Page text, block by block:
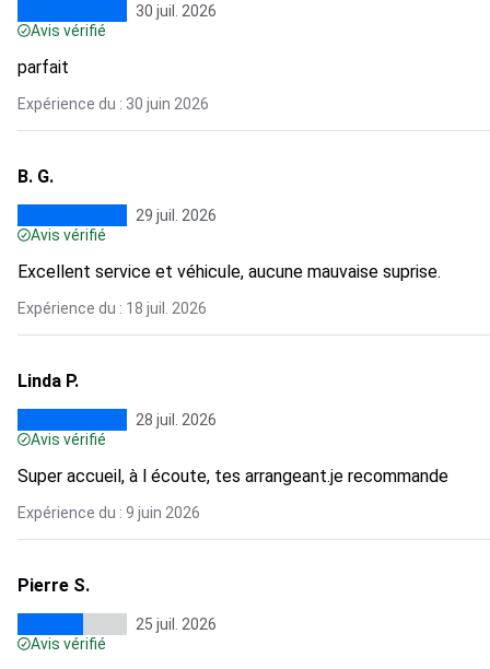
30 juil. 2026
Avis vérifié
parfait
Expérience du : 30 juin 2026
B. G.
29 juil. 2026
Avis vérifié
Excellent service et véhicule, aucune mauvaise suprise.
Expérience du : 18 juil. 2026
Linda P.
28 juil. 2026
Avis vérifié
Super accueil, à l écoute, tes arrangeant.je recommande
Expérience du : 9 juin 2026
Pierre S.
25 juil. 2026
Avis vérifié